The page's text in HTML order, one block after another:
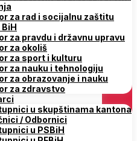
za rad i socijalnu zaštitu
BiH
za pravdu i državnu upravu
za okoliš
za sport i kulturu
za nauku i tehnologiju
za obrazovanje i nauku
za zdravstvo
u skupštinama kantona
/ Odbornici
u PSBiH